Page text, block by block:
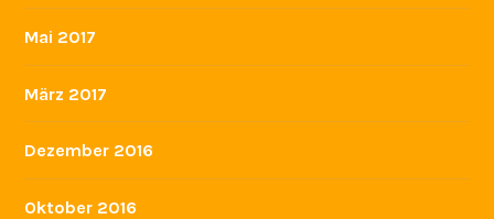
Mai 2017
März 2017
Dezember 2016
Oktober 2016